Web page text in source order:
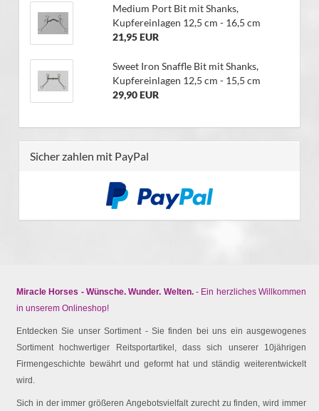
Medium Port Bit mit Shanks,
Kupfereinlagen 12,5 cm - 16,5 cm
21,95 EUR
Sweet Iron Snaffle Bit mit Shanks,
Kupfereinlagen 12,5 cm - 15,5 cm
29,90 EUR
Sicher zahlen mit PayPal
Miracle Horses - Wünsche. Wunder. Welten.- Ein herzliches Willkommen
in unserem Onlineshop!
Entdecken Sie unser Sortiment - Sie finden bei uns ein ausgewogenes
Sortiment hochwertiger Reitsportartikel, dass sich unserer 10jährigen
Firmengeschichte bewährt und geformt hat und ständig weiterentwickelt
wird.
Sich in der immer größeren Angebotsvielfalt zurecht zu finden, wird immer